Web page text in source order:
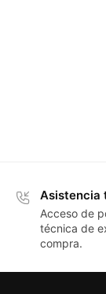
Asistencia
Acceso de
técnica de
compra.